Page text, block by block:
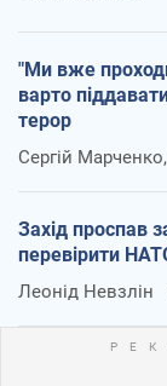
"Ми вже
варто
терор
Сергій
Захід проспав
перевірити
Леонід Невзлін